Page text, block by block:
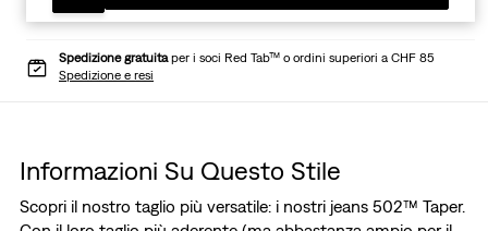
Spedizione gratuitaper i soci Red Tab™ o ordini superiori a CHF 85
Spedizione e resi
Informazioni Su Questo Stile
Scopri il nostro taglio più versatile: i nostri jeans 502™ Taper.